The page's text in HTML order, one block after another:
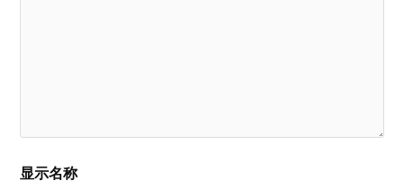
显示名称